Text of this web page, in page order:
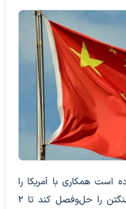
است همکاری با آمریکا را
گسترش داده و اختلافات با واشنگتن را حل‌وفصل کند تا ۲